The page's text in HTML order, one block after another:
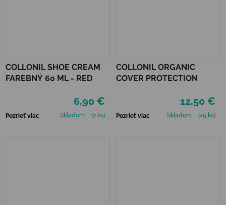
COLLONIL SHOE CREAM
FAREBNÝ 60 ML - RED
6,90 €
Pozrieť viac Skladom (2 ks)
COLLONIL ORGANIC
COVER PROTECTION
12,50 €
Pozrieť viac Skladom (>5 ks)